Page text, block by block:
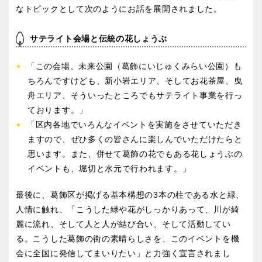
岡山 広島
山口
香川 愛媛
高知
九州・沖縄
佐賀
長崎 熊本
なトピックとして次のようにお話を展開されました。
サテライト会場と伝統の花しょうぶ
「この会場、未来公園（葛飾にいじゅくみらい公園）も
ちろんですけども、新小岩エリア、そしてお花茶屋、曳
舟エリア、そういったところでもサテライト事業を行っ
ております。」
「区内各地でいろんなイベントを実施をさせていただき
ますので、ぜひ多くの皆さんに楽しんでいただけたらと
思います。また、併せて葛飾の花でもある花しょうぶの
イベントも、堀切と水元で行われます。」
最後に、葛飾区が掲げる基本構想の3本の柱である水と緑、
人情に触れ、「こうした緑や花がしっかりあって、川が綺
麗に流れ、そして人と人が結び合い、そして活動してい
る。こうした葛飾の街の素晴らしさを、このイベントを機
会に全国に発信してまいりたい」と力強く宣言されまし